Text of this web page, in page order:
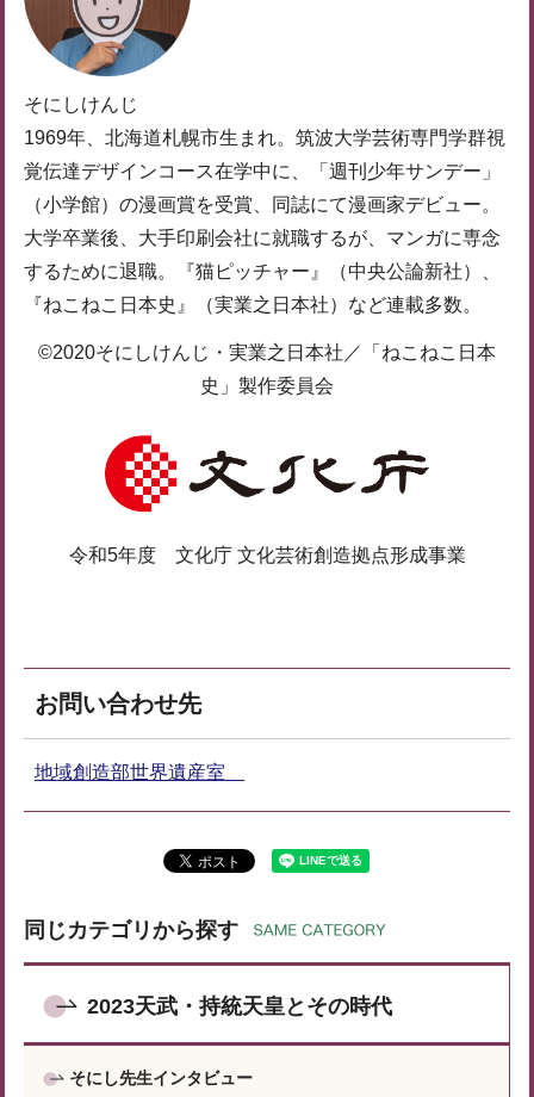
そにしけんじ
1969年、北海道札幌市生まれ。筑波大学芸術専門学群視
覚伝達デザインコース在学中に、「週刊少年サンデー」
（小学館）の漫画賞を受賞、同誌にて漫画家デビュー。
大学卒業後、大手印刷会社に就職するが、マンガに専念
するために退職。『猫ピッチャー』（中央公論新社）、
『ねこねこ日本史』（実業之日本社）など連載多数。
©2020そにしけんじ・実業之日本社／「ねこねこ日本
史」製作委員会
令和5年度 文化庁 文化芸術創造拠点形成事業
お問い合わせ先
地域創造部世界遺産室
同じカテゴリから探す
2023天武・持統天皇とその時代
そにし先生インタビュー